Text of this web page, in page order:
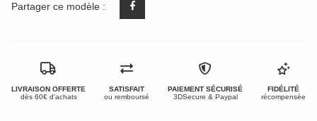
Partager ce modèle :
LIVRAISON OFFERTE
dès 60€ d'achats
SATISFAIT
ou remboursé
PAIEMENT SÉCURISÉ
3DSecure & Paypal
FIDÉLITÉ
récompensée